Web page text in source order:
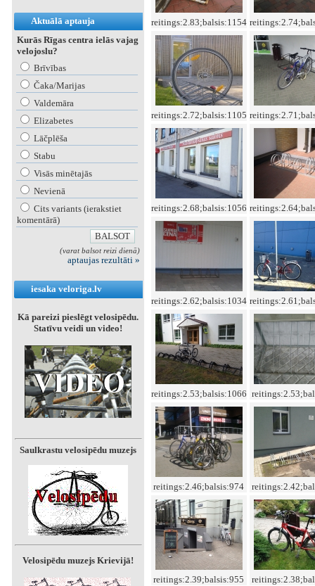
Aktuālā aptauja
Kurās Rīgas centra ielās vajag
velojoslu?
Brīvības
Čaka/Marijas
Valdemāra
Elizabetes
Lāčplēša
Stabu
Visās minētajās
Nevienā
Cits variants (ierakstiet
komentārā)
(varat balsot reizi dienā)
aptaujas rezultāti »
iesaka veloriga.lv
Kā pareizi pieslēgt velosipēdu.
Statīvu veidi un video!
Saulkrastu velosipēdu muzejs
Velosipēdu muzejs Krievijā!
reitings:2.83;balsis:1154
reitings:2.72;balsis:1105
reitings:2.68;balsis:1056
reitings:2.62;balsis:1034
reitings:2.53;balsis:1066
reitings:2.46;balsis:974
reitings:2.39;balsis:955